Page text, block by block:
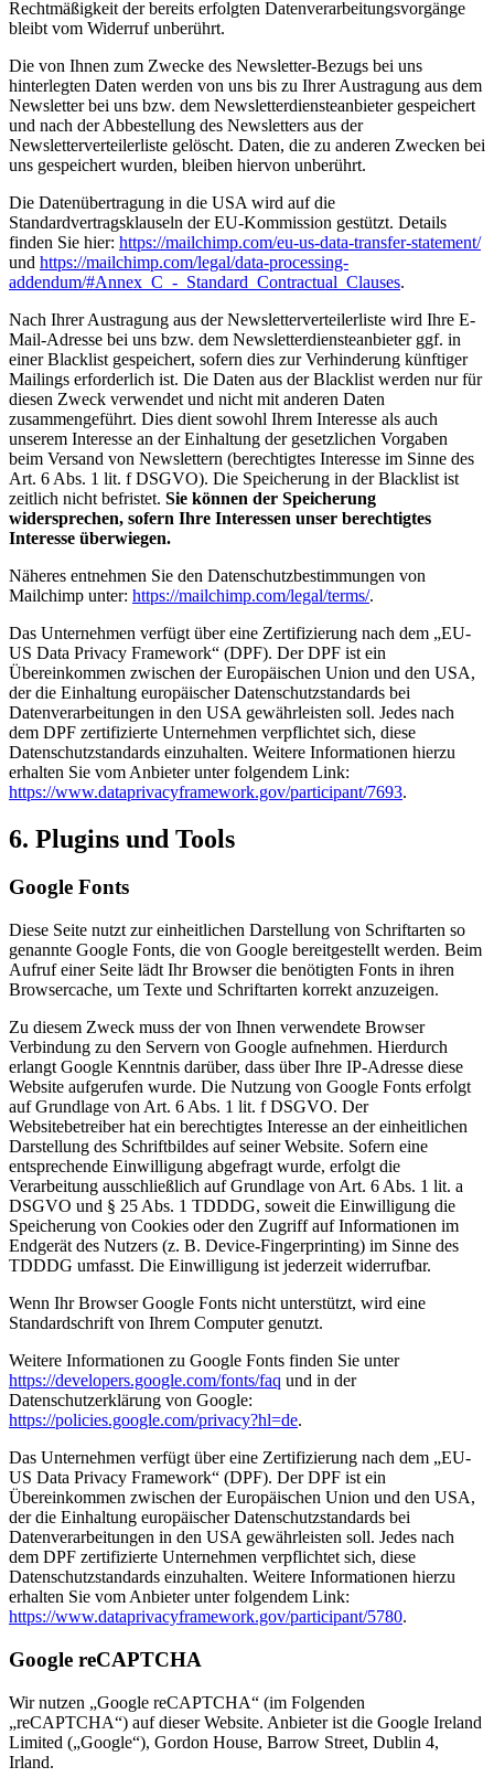
Rechtmäßigkeit der bereits erfolgten Datenverarbeitungsvorgänge
bleibt vom Widerruf unberührt.
Die von Ihnen zum Zwecke des Newsletter-Bezugs bei uns
hinterlegten Daten werden von uns bis zu Ihrer Austragung aus dem
Newsletter bei uns bzw. dem Newsletterdiensteanbieter gespeichert
und nach der Abbestellung des Newsletters aus der
Newsletterverteilerliste gelöscht. Daten, die zu anderen Zwecken bei
uns gespeichert wurden, bleiben hiervon unberührt.
Die Datenübertragung in die USA wird auf die
Standardvertragsklauseln der EU-Kommission gestützt. Details
finden Sie hier: https://mailchimp.com/eu-us-data-transfer-statement/
und https://mailchimp.com/legal/data-processing-
addendum/#Annex_C_-_Standard_Contractual_Clauses.
Nach Ihrer Austragung aus der Newsletterverteilerliste wird Ihre E-
Mail-Adresse bei uns bzw. dem Newsletterdiensteanbieter ggf. in
einer Blacklist gespeichert, sofern dies zur Verhinderung künftiger
Mailings erforderlich ist. Die Daten aus der Blacklist werden nur für
diesen Zweck verwendet und nicht mit anderen Daten
zusammengeführt. Dies dient sowohl Ihrem Interesse als auch
unserem Interesse an der Einhaltung der gesetzlichen Vorgaben
beim Versand von Newslettern (berechtigtes Interesse im Sinne des
Art. 6 Abs. 1 lit. f DSGVO). Die Speicherung in der Blacklist ist
zeitlich nicht befristet. Sie können der Speicherung
widersprechen, sofern Ihre Interessen unser berechtigtes
Interesse überwiegen.
Näheres entnehmen Sie den Datenschutzbestimmungen von
Mailchimp unter: https://mailchimp.com/legal/terms/.
Das Unternehmen verfügt über eine Zertifizierung nach dem „EU-
US Data Privacy Framework“ (DPF). Der DPF ist ein
Übereinkommen zwischen der Europäischen Union und den USA,
der die Einhaltung europäischer Datenschutzstandards bei
Datenverarbeitungen in den USA gewährleisten soll. Jedes nach
dem DPF zertifizierte Unternehmen verpflichtet sich, diese
Datenschutzstandards einzuhalten. Weitere Informationen hierzu
erhalten Sie vom Anbieter unter folgendem Link:
https://www.dataprivacyframework.gov/participant/7693.
6. Plugins und Tools
Google Fonts
Diese Seite nutzt zur einheitlichen Darstellung von Schriftarten so
genannte Google Fonts, die von Google bereitgestellt werden. Beim
Aufruf einer Seite lädt Ihr Browser die benötigten Fonts in ihren
Browsercache, um Texte und Schriftarten korrekt anzuzeigen.
Zu diesem Zweck muss der von Ihnen verwendete Browser
Verbindung zu den Servern von Google aufnehmen. Hierdurch
erlangt Google Kenntnis darüber, dass über Ihre IP-Adresse diese
Website aufgerufen wurde. Die Nutzung von Google Fonts erfolgt
auf Grundlage von Art. 6 Abs. 1 lit. f DSGVO. Der
Websitebetreiber hat ein berechtigtes Interesse an der einheitlichen
Darstellung des Schriftbildes auf seiner Website. Sofern eine
entsprechende Einwilligung abgefragt wurde, erfolgt die
Verarbeitung ausschließlich auf Grundlage von Art. 6 Abs. 1 lit. a
DSGVO und § 25 Abs. 1 TDDDG, soweit die Einwilligung die
Speicherung von Cookies oder den Zugriff auf Informationen im
Endgerät des Nutzers (z. B. Device-Fingerprinting) im Sinne des
TDDDG umfasst. Die Einwilligung ist jederzeit widerrufbar.
Wenn Ihr Browser Google Fonts nicht unterstützt, wird eine
Standardschrift von Ihrem Computer genutzt.
Weitere Informationen zu Google Fonts finden Sie unter
https://developers.google.com/fonts/faq und in der
Datenschutzerklärung von Google:
https://policies.google.com/privacy?hl=de.
Das Unternehmen verfügt über eine Zertifizierung nach dem „EU-
US Data Privacy Framework“ (DPF). Der DPF ist ein
Übereinkommen zwischen der Europäischen Union und den USA,
der die Einhaltung europäischer Datenschutzstandards bei
Datenverarbeitungen in den USA gewährleisten soll. Jedes nach
dem DPF zertifizierte Unternehmen verpflichtet sich, diese
Datenschutzstandards einzuhalten. Weitere Informationen hierzu
erhalten Sie vom Anbieter unter folgendem Link:
https://www.dataprivacyframework.gov/participant/5780.
Google reCAPTCHA
Wir nutzen „Google reCAPTCHA“ (im Folgenden
„reCAPTCHA“) auf dieser Website. Anbieter ist die Google Ireland
Limited („Google“), Gordon House, Barrow Street, Dublin 4,
Irland.